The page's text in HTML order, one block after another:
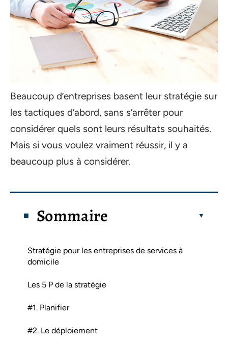
Beaucoup d’entreprises basent leur stratégie sur
les tactiques d’abord, sans s’arrêter pour
considérer quels sont leurs résultats souhaités.
Mais si vous voulez vraiment réussir, il y a
beaucoup plus à considérer.
Sommaire
Stratégie pour les entreprises de services à
domicile
Les 5 P de la stratégie
#1. Planifier
#2. Le déploiement